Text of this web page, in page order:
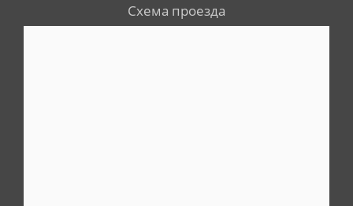
Схема проезда